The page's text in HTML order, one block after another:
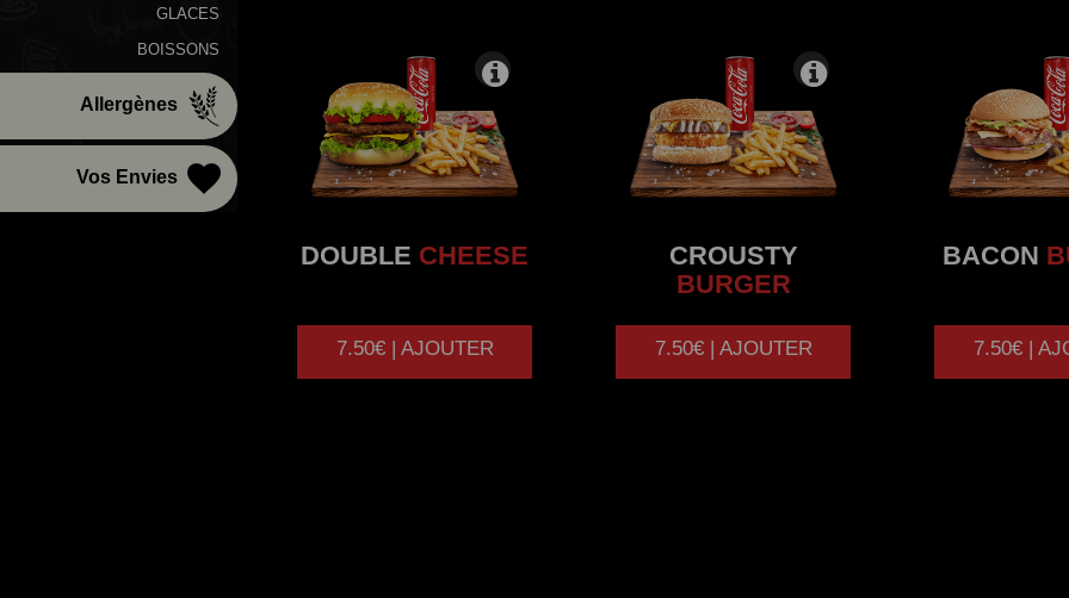
GLACES
BOISSONS
Allergènes
Vos Envies
DOUBLE CHEESE
7.50€ | AJOUTER
CROUSTY
BURGER
7.50€ | AJOUTER
BACON
7.50€ |